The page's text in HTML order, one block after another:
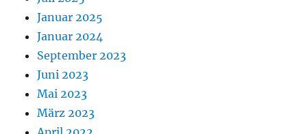
Januar 2025
Januar 2024
September 2023
Juni 2023
Mai 2023
März 2023